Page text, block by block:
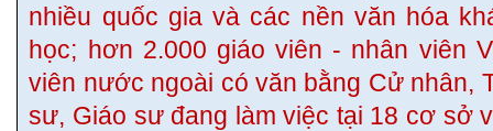
nhiều quốc gia và các nền văn hóa
học; hơn 2.000 giáo viên - nhân viên
viên nước ngoài có văn bằng Cử nhân,
sư, Giáo sư đang làm việc tại 18 cơ sở